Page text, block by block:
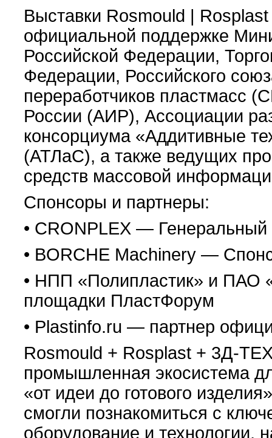
Выставки Rosmould |
официальной поддержке
Российской Федерации,
Федерации, Российского
переработчиков пластмасс
России (АИР), Ассоциации
консорциума «Аддитивные
(АТЛаС), а также ведущих
средств массовой
Спонсоры и партнеры:
• CRONPLEX — Генеральный
• BORCHE Machinery —
• НПП «Полипластик» и
площадки ПластФорум
• Plastinfo.ru — партнер
Rosmould + Rosplast + 3Д-
промышленная экосистема
«от идеи до готового
смогли познакомиться с
оборудование и технологии,